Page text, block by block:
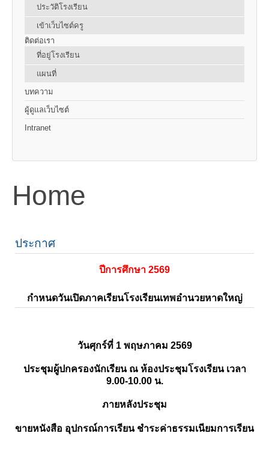
ประวัติโรงเรียน
เข้าเว็บไซต์ครู
ติดต่อเรา
ที่อยู่โรงเรียน
แผนที่
บทความ
ผู้ดูแลเว็บไซต์
Intranet
Home
ประกาศ
ปีการศึกษา 2569
กำหนดวันเปิดภาคเรียนโรงเรียนเทพอำนวยหาดใหญ่
วันศุกร์ที่ 1 พฤษภาคม 2569
ประชุมผู้ปกครองนักเรียน ณ ห้องประชุมโรงเรียน เวลา
9.00-10.00 น.
ภายหลังประชุม
ขายหนังสือ อุปกรณ์การเรียน ชำระค่าธรรมเนียมการเรียน